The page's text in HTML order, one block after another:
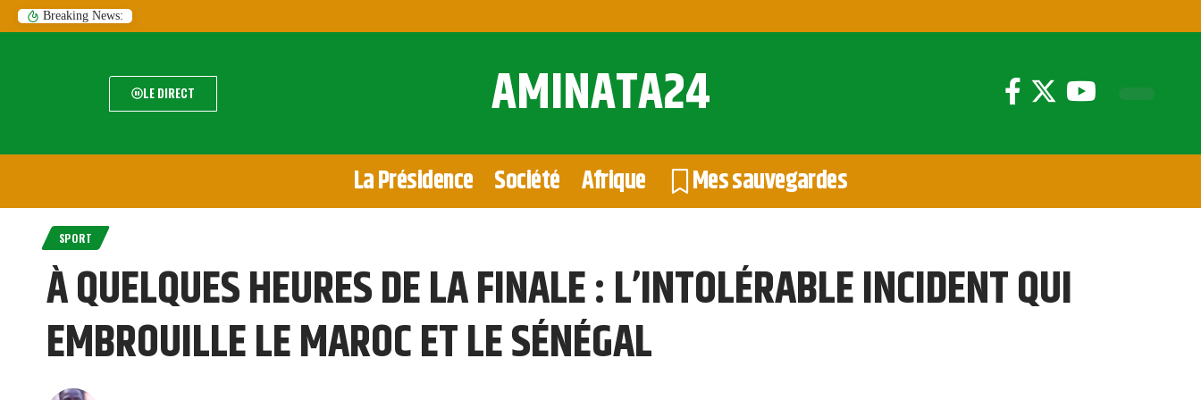
Breaking News:
LE DIRECT AMINATA24
La Présidence Société Afrique Mes sauvegardes
SPORT
À QUELQUES HEURES DE LA FINALE : L’INTOLÉRABLE INCIDENT QUI
EMBROUILLE LE MAROC ET LE SÉNÉGAL